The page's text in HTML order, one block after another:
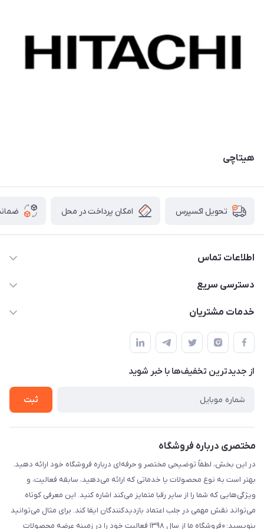
هیتاچی
تحویل اکسپرس امکان پرداخت در محل
اطلاعات تماس
۰۲۱۰۰۰۰۰۰۰۰
دسترسی سریع
حساب کاربری
لیست محصولات
درباره ما
خدمات مشتریان
قوانین و مقررات
حریم خصوصی
راهنما
از جدید‌ترین تخفیف‌ها با‌ خبر شوید
ثبت
مختصری درباره فروشگاه
در این بخش، لطفاً توضیحی مختصر و حرفه‌ای درباره فروشگاه خود ارائه دهید.
بهتر است به نوع محصولات یا خدماتی که ارائه می‌دهید، سابقه فعالیت، و
ویژگی‌هایی که شما را از سایر رقبا متمایز می‌کند اشاره کنید. این معرفی کوتاه
می‌تواند نقش مهمی در جلب اعتماد بازدیدکنندگان ایفا کند. برای مثال می‌توانید
بنویسید: «فروشگاه ما از سال ۱۳۹۸ فعالیت خود را در زمینه عرضه محصولات